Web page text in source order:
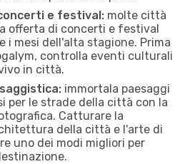
e festival: molte città
offerta di concerti e festival
i mesi dell'alta stagione. Prima
controlla eventi culturali
in città.
immortala paesaggi
per le strade della città con la
Catturare la
della città e l'arte di
uno dei modi migliori per